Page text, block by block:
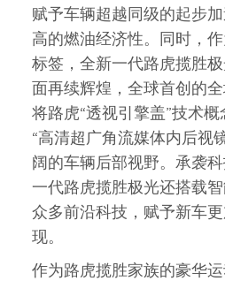
赋予车辆超越同级的起步
高的燃油经济性。同时，
标签，全新一代路虎揽胜
面再续辉煌，全球首创的
将路虎“透视引擎盖”技术
“高清超广角流媒体内后视
阔的车辆后部视野。承袭
一代路虎揽胜极光还搭载
众多前沿科技，赋予新车
现。
作为路虎揽胜家族的豪华